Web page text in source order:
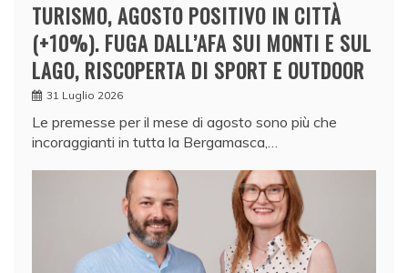
TURISMO, AGOSTO POSITIVO IN CITTÀ
(+10%). FUGA DALL’AFA SUI MONTI E SUL
LAGO, RISCOPERTA DI SPORT E OUTDOOR
31 Luglio 2026
Le premesse per il mese di agosto sono più che
incoraggianti in tutta la Bergamasca,…